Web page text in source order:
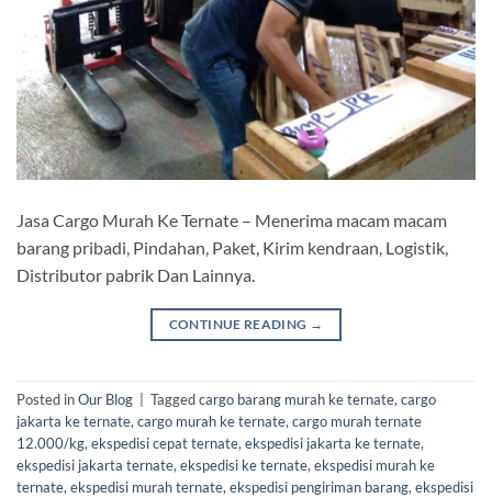
Jasa Cargo Murah Ke Ternate – Menerima macam macam
barang pribadi, Pindahan, Paket, Kirim kendraan, Logistik,
Distributor pabrik Dan Lainnya.
CONTINUE READING →
Posted inOur Blog Taggedcargo barang murah ke ternate,cargo
jakarta ke ternate,cargo murah ke ternate,cargo murah ternate
12.000/kg,ekspedisi cepat ternate,ekspedisi jakarta ke ternate,
ekspedisi jakarta ternate,ekspedisi ke ternate,ekspedisi murah ke
ternate,ekspedisi murah ternate,ekspedisi pengiriman barang,ekspedisi